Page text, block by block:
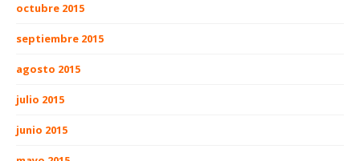
octubre 2015
septiembre 2015
agosto 2015
julio 2015
junio 2015